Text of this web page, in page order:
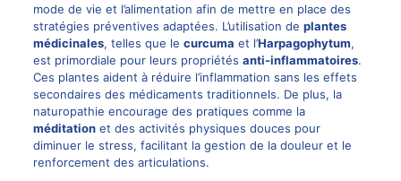
mode de vie et l’alimentation afin de mettre en place des
stratégies préventives adaptées. L’utilisation de plantes
médicinales, telles que le curcuma et l’Harpagophytum,
est primordiale pour leurs propriétés anti-inflammatoires.
Ces plantes aident à réduire l’inflammation sans les effets
secondaires des médicaments traditionnels. De plus, la
naturopathie encourage des pratiques comme la
méditationet des activités physiques douces pour
diminuer le stress, facilitant la gestion de la douleur et le
renforcement des articulations.